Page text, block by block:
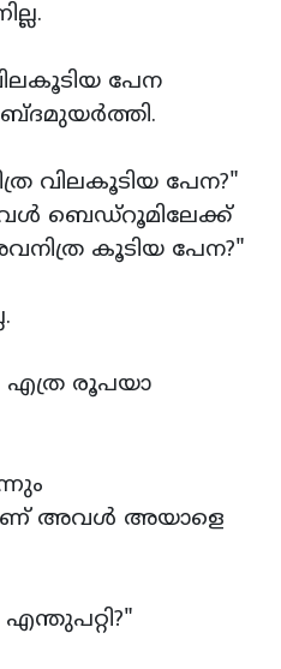
പേന
വിലകൂടിയ പേന?"
ബെഡ്റൂമിലേക്ക്‌
കൂടിയ പേന?"
എത്ര രൂപയാ
അവള്‍ അയാളെ